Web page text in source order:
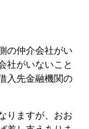
の仲介会社がい
社がいないこと
入先金融機関の
りますが、おお